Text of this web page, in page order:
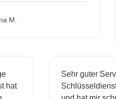
M.
hat
Sehr guter